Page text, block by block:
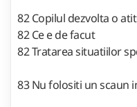
82 Copilul dezvolta o
82 Ce e de facut
82 Tratarea situatiilor
83 Nu folositi un scaun